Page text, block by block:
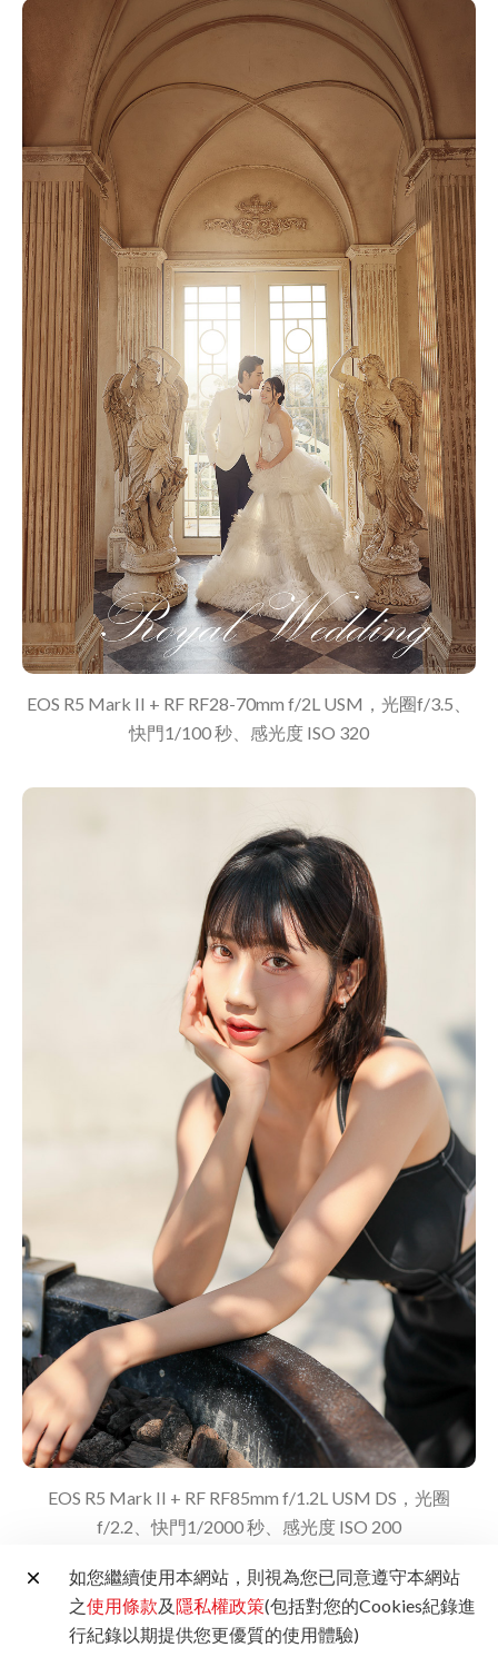
EOS R5 Mark II + RF RF28-70mm f/2L USM，光圈f/3.5、
快門1/100 秒、感光度 ISO 320
EOS R5 Mark II + RF RF85mm f/1.2L USM DS，光圈
f/2.2、快門1/2000 秒、感光度 ISO 200
動態拍攝與創新功能的應用
當被問及是否使用電子快門的 30fps 連拍功能時，古皓老
如您繼續使用本網站，則視為您已同意遵守本網站
之使用條款及隱私權政策(包括對您的Cookies紀錄進
行紀錄以期提供您更優質的使用體驗)